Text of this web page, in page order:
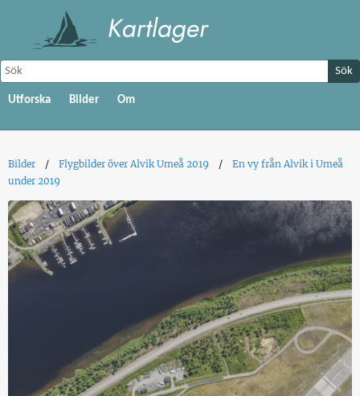
Sök
Utforska Bilder Om
Bilder Flygbilder över Alvik Umeå 2019
En vy från Alvik i Umeå
under 2019